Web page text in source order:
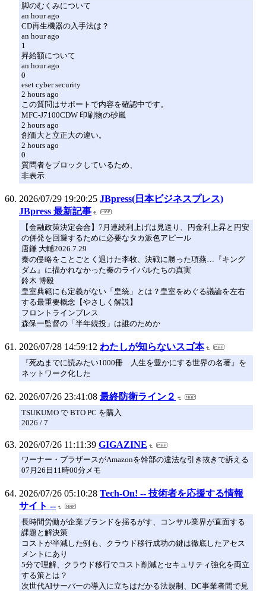
脚のむくみについて
an hour ago
CD再生機器の入手法は？
an hour ago
1
昇給額について
an hour ago
0
eset cyber security
2 hours ago
この質問はサポートで内容を確認中です。
MFC-J7100CDW 印刷物の砂嵐
2 hours ago
創価大と立正大の違い。
2 hours ago
0
質問者をブロックしているため、
非表示
2026/07/29 19:20:25 JBpress(日本ビジネスプレス)
JBpress 最新記事
【金融政策決定会合】7月連続利上げは見送り、円金利上昇と円安
の併発を回避するために必要なタカ派色アピール
唐鎌 大輔2026.7.29
秦の侵略をことごとく退けた李牧、決戦に勝った項燕…『キング
ダム』に描かれなかった秦のライバルたちの真実
鈴木 博毅
皇室典範にも定義がない「皇統」とは？皇室をめぐる議論を左右
する最重要概念【やさしく解説】
フロントラインプレス
森保一監督の「半年続投」は誰のためか
2026/07/28 14:59:12 わたしが知らないスゴ本
『死ぬまでに読みたい1000冊 人生を豊かにする世界の名著』を
ネットワーク化した
2026/07/26 23:41:08 最終防衛ライン２
TSUKUMO で BTO PC を購入
2026 / 7
2026/07/26 11:11:39 GIGAZINE
ワーナー・ブラザースがAmazonを幹部の違法な引き抜きで訴える
07月26日11時00分メモ
2026/07/26 05:10:28 Tech-On! -- 技術者を応援する情報
サイト --
長時間労働が企業ブランドを揺るがす、コンサル業界が直面する
課題と解決策
コストが半減した例も、クラウド移行成功の鍵は徹底したアセス
メントにあり
5分で理解、クラウド移行でコスト削減とセキュリティ強化を両立
する策とは？
次世代AIサーバーの導入に立ちはだかる法規制、DC事業者間で見